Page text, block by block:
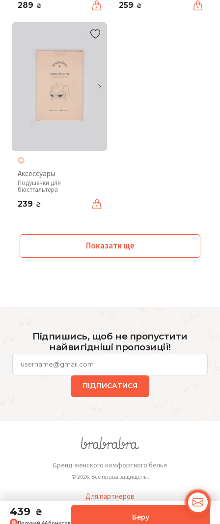
439 ₴
Получай 44бонусов
Беру
289 ₴ 259 ₴
Аксессуары
Подушечки для
бюстгальтера
239 ₴
Показати ще
Підпишись, щоб не пропустити
найвигідніші пропозиції!
ПІДПИСАТИСЯ
Бренд женского комфортного белья
© 2026. Все права защищены.
Для партнеров